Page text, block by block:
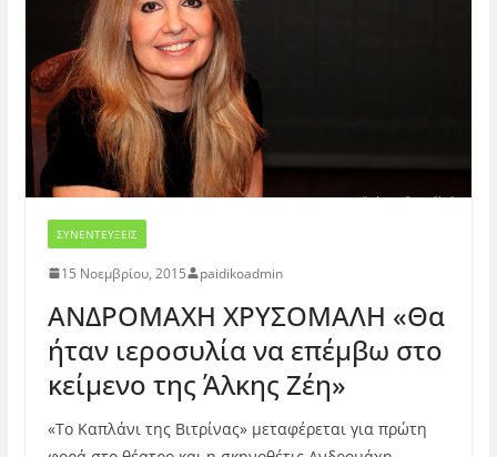
ΣΥΝΕΝΤΕΥΞΕΙΣ
15 Νοεμβρίου, 2015 paidikoadmin
ΑΝΔΡΟΜΑΧΗ ΧΡΥΣΟΜΑΛΗ «Θα
ήταν ιεροσυλία να επέμβω στο
κείμενο της Άλκης Ζέη»
«Το Καπλάνι της Βιτρίνας» μεταφέρεται για πρώτη